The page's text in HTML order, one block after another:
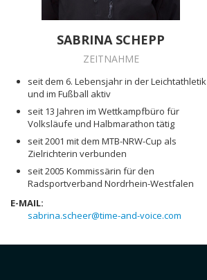
SABRINA SCHEPP
ZEITNAHME
seit dem 6. Lebensjahr in der Leichtathletik
und im Fußball aktiv
seit 13 Jahren im Wettkampfbüro für
Volksläufe und Halbmarathon tätig
seit 2001 mit dem MTB-NRW-Cup als
Zielrichterin verbunden
seit 2005 Kommissärin für den
Radsportverband Nordrhein-Westfalen
E-MAIL:
sabrina.scheer@time-and-voice.com